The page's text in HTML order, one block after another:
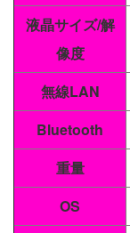
液晶サイズ/解
像度
無線LAN
Bluetooth
重量
OS